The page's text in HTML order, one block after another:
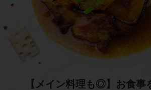
【メイン料理も◎】お食事